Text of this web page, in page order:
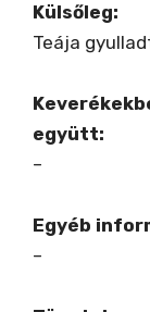
Külsőleg:
Teája
együtt:
–
Egyéb
–